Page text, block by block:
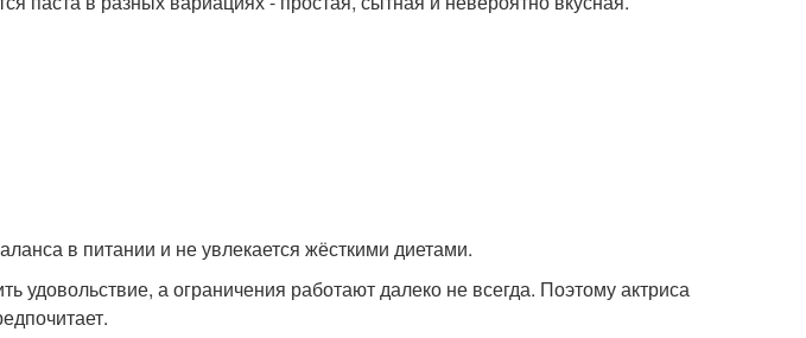
в питании и не увлекается жёсткими диетами.
удовольствие, а ограничения работают далеко не всегда. Поэтому актриса